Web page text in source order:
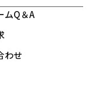
ムQ＆A
わせ